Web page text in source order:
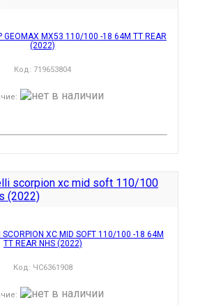
MX53 110/100 -18 64M TT REAR
(2022)
Код:719653804
:
XC MID SOFT 110/100 -18 64M
TT REAR NHS (2022)
Код: ЧС6361908
: